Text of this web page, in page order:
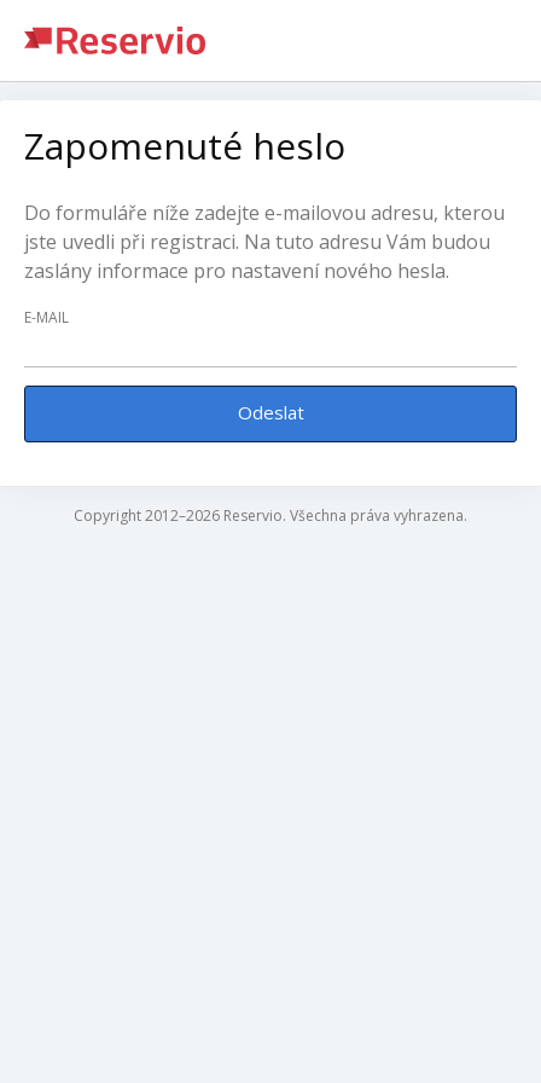
Zapomenuté heslo
Do formuláře níže zadejte e-mailovou adresu, kterou
jste uvedli při registraci. Na tuto adresu Vám budou
zaslány informace pro nastavení nového hesla.
E-MAIL
Odeslat
Copyright 2012–2026 Reservio. Všechna práva vyhrazena.